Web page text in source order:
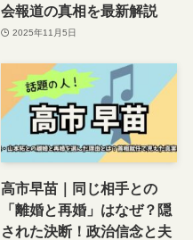
会報道の真相を最新解説
2025年11月5日
高市早苗｜同じ相手との
「離婚と再婚」はなぜ？隠
された決断！政治信念と夫